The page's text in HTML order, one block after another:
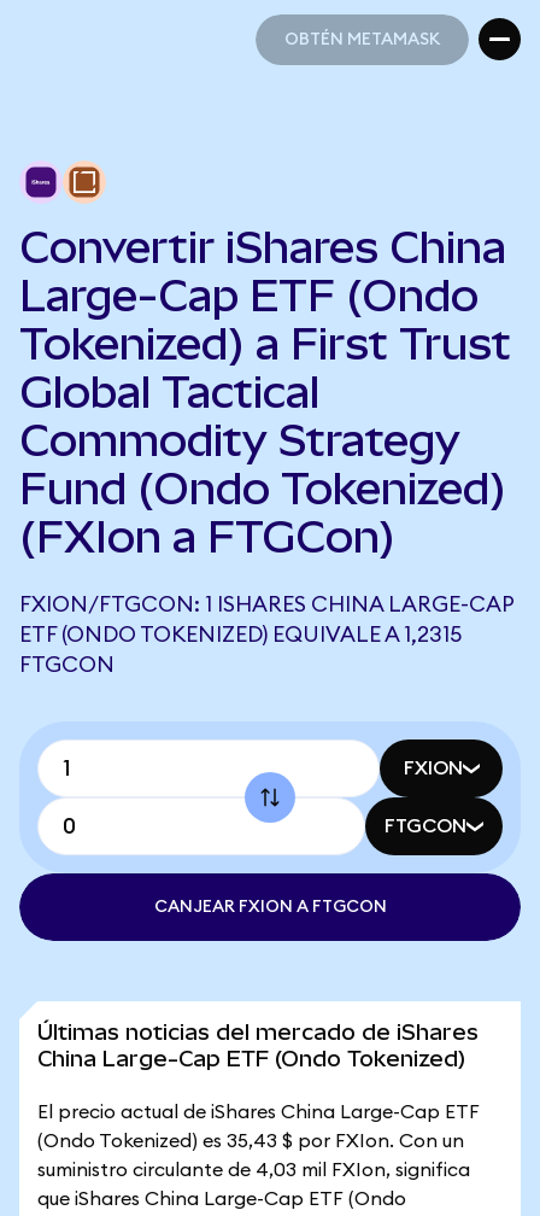
OBTÉN METAMASK
Convertir iShares China
Large-Cap ETF (Ondo
Tokenized) a First Trust
Global Tactical
Commodity Strategy
Fund (Ondo Tokenized)
(FXIon a FTGCon)
FXION/FTGCON: 1 ISHARES CHINA LARGE-CAP
ETF (ONDO TOKENIZED) EQUIVALE A 1,2315
FTGCON
FXION
FTGCON
CANJEAR FXION A FTGCON
Últimas noticias del mercado de iShares
China Large-Cap ETF (Ondo Tokenized)
El precio actual de iShares China Large-Cap ETF
(Ondo Tokenized) es 35,43 $ por FXIon. Con un
suministro circulante de 4,03 mil FXIon, significa
que iShares China Large-Cap ETF (Ondo